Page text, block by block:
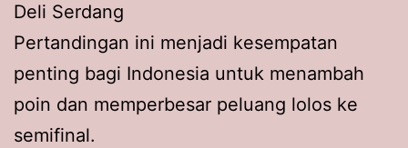
Deli Serdang
Pertandingan ini menjadi kesempatan
penting bagi Indonesia untuk menambah
poin dan memperbesar peluang lolos ke
semifinal.